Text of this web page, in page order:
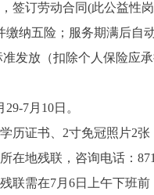
签订劳动合同(此公益性
缴纳五险；服务期满后自
发放（扣除个人保险应
7月10日。
历证书、2寸免冠照片2
在地残联，咨询电话：
联需在7月6日上午下班